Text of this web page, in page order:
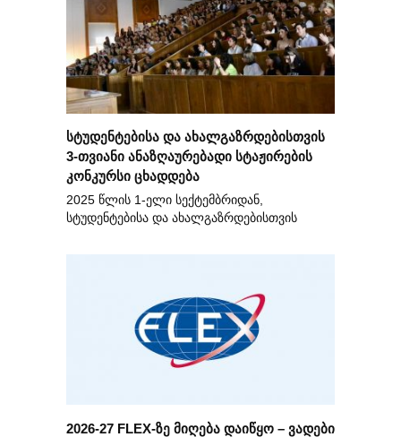
სტუდენტებისა და ახალგაზრდებისთვის
3-თვიანი ანაზღაურებადი სტაჟირების
კონკურსი ცხადდება
2025 წლის 1-ელი სექტემბრიდან,
სტუდენტებისა და ახალგაზრდებისთვის
2026-27 FLEX-ზე მიღება დაიწყო – ვადები